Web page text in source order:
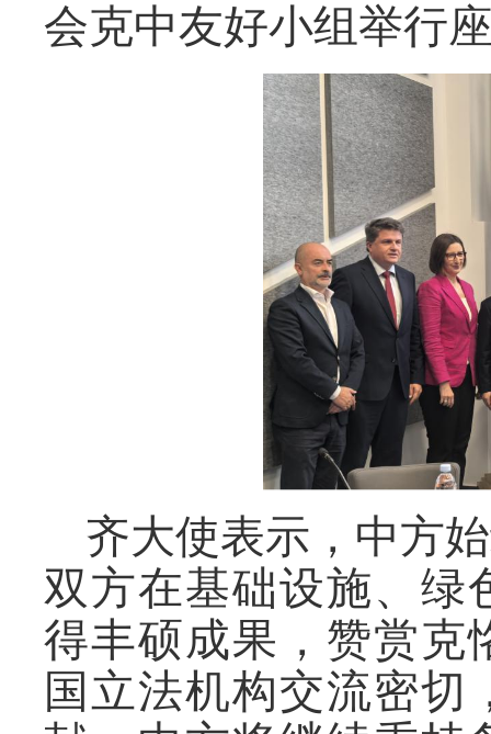
会克中友好小组举行
齐大使表示，中方
双方在基础设施、绿
得丰硕成果，赞赏克
国立法机构交流密切